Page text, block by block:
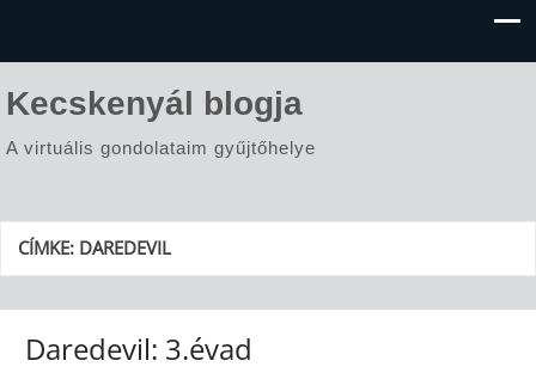
Kecskenyál blogja
A virtuális gondolataim gyűjtőhelye
CÍMKE: DAREDEVIL
Daredevil: 3.évad